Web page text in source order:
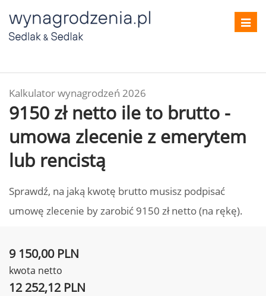
Kalkulator wynagrodzeń 2026
9150 zł netto ile to brutto -
umowa zlecenie z emerytem
lub rencistą
Sprawdź, na jaką kwotę brutto musisz podpisać
umowę zlecenie by zarobić 9150 zł netto (na rękę).
9 150,00 PLN
kwota netto
12 252,12 PLN